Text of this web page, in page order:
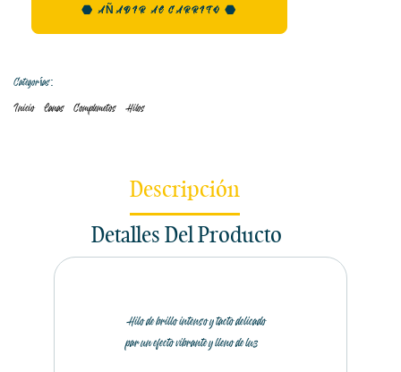
AÑADIR AL CARRITO
Categorías:
Inicio Lanas Complemetos Hilos
Descripción
Detalles Del Producto
Hilo de brillo intenso y tacto delicado
par un efecto vibrante y lleno de luz